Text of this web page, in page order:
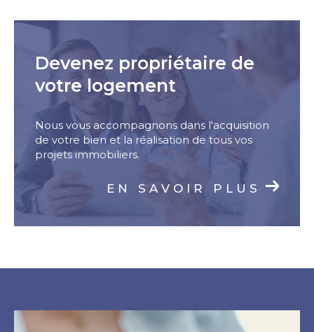
Devenez propriétaire de
votre logement
Nous vous accompagnons dans l'acquisition
de votre bien et la réalisation de tous vos
projets immobiliers.
EN SAVOIR PLUS